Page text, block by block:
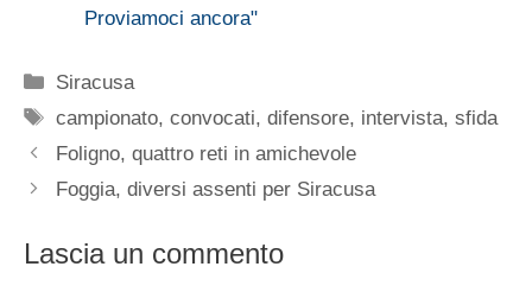
Proviamoci ancora"
Categorie
Siracusa
Tag
campionato,convocati,difensore, intervista,sfida
Foligno, quattro reti in amichevole
Foggia, diversi assenti per Siracusa
Lascia un commento